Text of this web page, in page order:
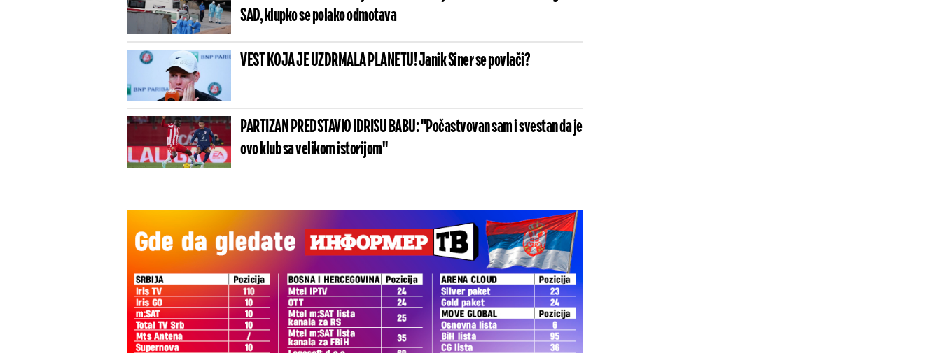
SAD, klupko se polako odmotava
VEST KOJA JE UZDRMALA PLANETU! Janik Siner se povlači?
PARTIZAN PREDSTAVIO IDRISU BABU: "Počastvovan sam i svestan da je
ovo klub sa velikom istorijom"